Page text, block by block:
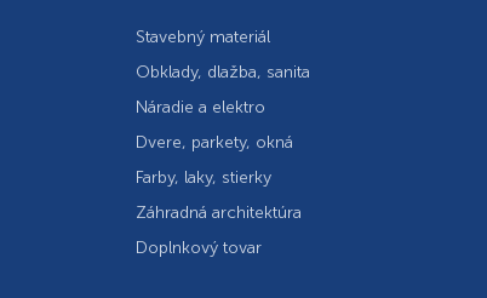
Stavebný materiál
Obklady, dlažba, sanita
Náradie a elektro
Dvere, parkety, okná
Farby, laky, stierky
Záhradná architektúra
Doplnkový tovar